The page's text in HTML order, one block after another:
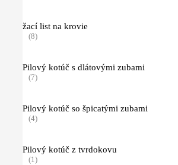
žací list na krovie
(8)
Pilový kotúč s dlátovými zubami
(7)
Pilový kotúč so špicatými zubami
(4)
Pilový kotúč z tvrdokovu
(1)